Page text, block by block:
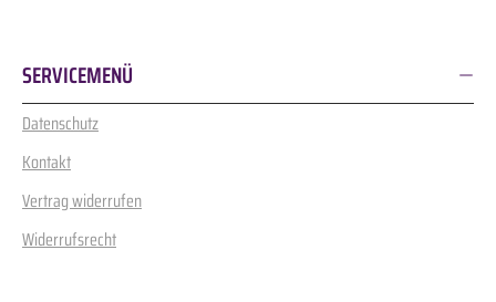
SERVICEMENÜ
Datenschutz
Kontakt
Vertrag widerrufen
Widerrufsrecht